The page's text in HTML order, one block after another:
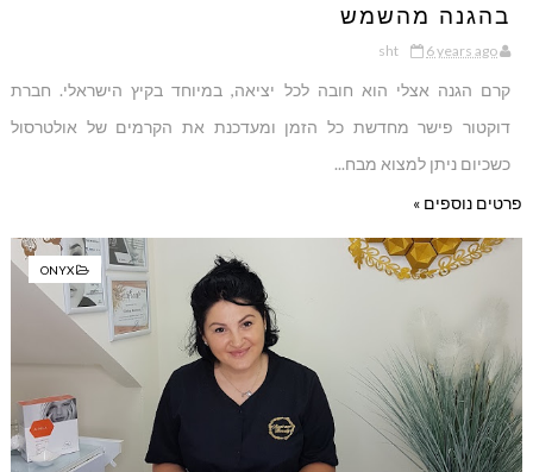
בהגנה מהשמש
sht 6 years ago
קרם הגנה אצלי הוא חובה לכל יציאה, במיוחד בקיץ הישראלי. חברת
דוקטור פישר מחדשת כל הזמן ומעדכנת את הקרמים של אולטרסול
כשכיום ניתן למצוא מבח...
פרטים נוספים »
ONYX